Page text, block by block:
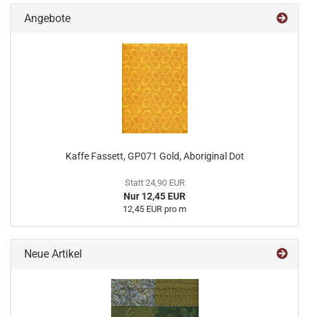
Angebote
Kaffe Fassett, GP071 Gold, Aboriginal Dot
Statt 24,90 EUR
Nur 12,45 EUR
12,45 EUR pro m
Neue Artikel